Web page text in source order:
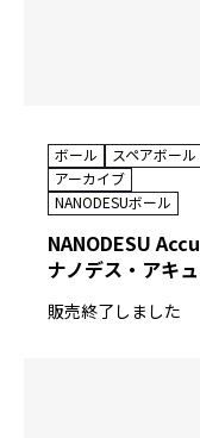
ボール
スペアボール
アーカイブ
NANODESUボール
販売終了しました